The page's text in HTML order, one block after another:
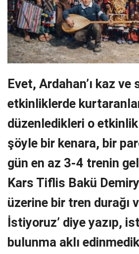
Evet, Ardahan’ı kaz ve
etkinliklerde
düzenledikleri o
şöyle bir kenara, bir
gün en az 3-4 trenin
Kars Tiflis Bakü
üzerine bir tren durağı
İstiyoruz’ diye yazıp,
bulunma aklı